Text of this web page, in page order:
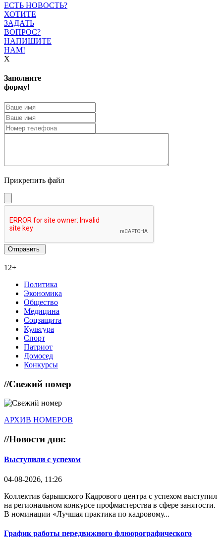
ЕСТЬ НОВОСТЬ?
ХОТИТЕ
ЗАДАТЬ
ВОПРОС?
НАПИШИТЕ
НАМ!
X
Заполните
форму!
Прикрепить файл
12+
Политика
Экономика
Общество
Медицина
Соцзащита
Культура
Спорт
Патриот
Домосед
Конкурсы
//Свежий номер
АРХИВ НОМЕРОВ
//Новости дня:
Выступили с успехом
04-08-2026, 11:26
Коллектив барышского Кадрового центра с успехом выступил
на региональном конкурсе профмастерства в сфере занятости.
В номинации «Лучшая практика по кадровому...
График работы передвижного флюорографического